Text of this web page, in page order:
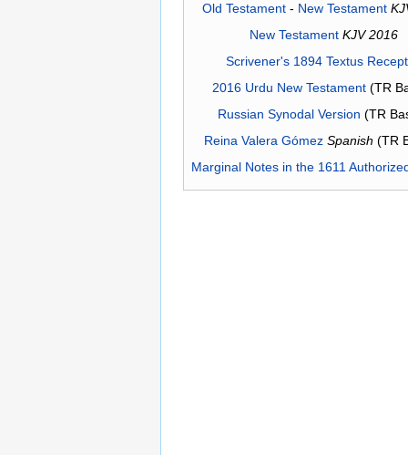
Old Testament- New Testament
New Testament KJV 2016
Scrivener's 1894 Textus
2016 Urdu New Testament(TR
Russian Synodal Version (TR
Reina Valera Gómez Spanish (TR
Marginal Notes in the 1611